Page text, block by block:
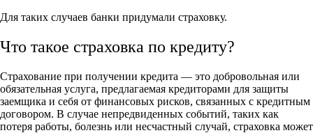
Для таких случаев банки придумали страховку.
Что такое страховка по кредиту?
Страхование при получении кредита — это добровольная или
обязательная услуга, предлагаемая кредиторами для защиты
заемщика и себя от финансовых рисков, связанных с кредитным
договором. В случае непредвиденных событий, таких как
потеря работы, болезнь или несчастный случай, страховка может